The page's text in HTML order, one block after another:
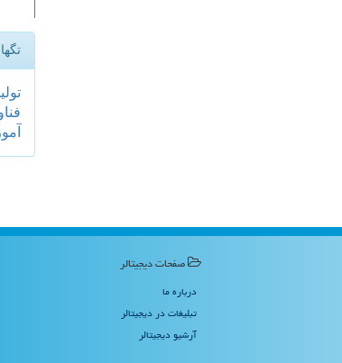
صفحات دیجیتالر
درباره ما
تبلیغات در دیجیتالر
آرشیو دیجیتالر